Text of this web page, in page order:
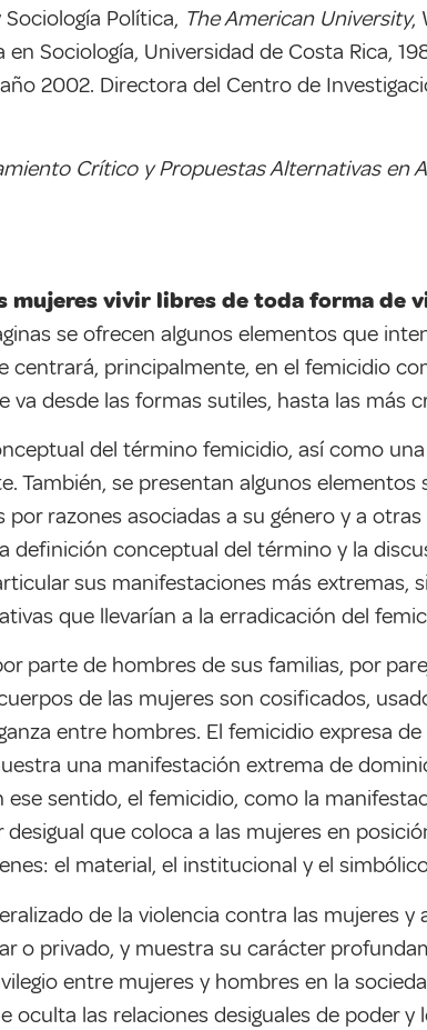
Política, The American University,
Sociología, Universidad de Costa Rica,
2002. Directora del Centro de
Crítico y Propuestas Alternativas en
mujeres vivir libres de toda forma de
se ofrecen algunos elementos que
centrará, principalmente, en el femicidio
desde las formas sutiles, hasta las más
del término femicidio, así como
También, se presentan algunos elementos
razones asociadas a su género y a
definición conceptual del término y la
sus manifestaciones más extremas,
que llevarían a la erradicación del
parte de hombres de sus familias, por
de las mujeres son cosificados,
entre hombres. El femicidio expresa de
una manifestación extrema de
sentido, el femicidio, como la
que coloca a las mujeres en
el material, el institucional y el
de la violencia contra las mujeres y
o privado, y muestra su carácter
entre mujeres y hombres en la
las relaciones desiguales de poder y